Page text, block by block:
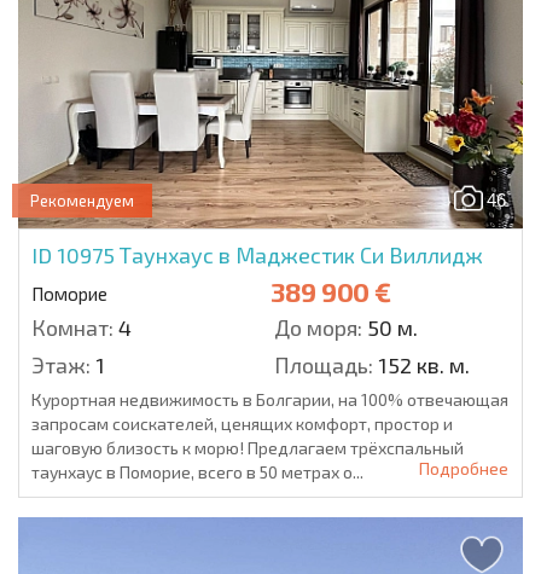
46
Рекомендуем
ID 10975 Таунхаус в Маджестик Си Виллидж
Поморие 389 900 €
Комнат: 4 До моря: 50 м.
Этаж: 1 Площадь: 152 кв. м.
Курортная недвижимость в Болгарии, на 100% отвечающая
запросам соискателей, ценящих комфорт, простор и
шаговую близость к морю! Предлагаем трёхспальный
таунхаус в Поморие, всего в 50 метрах о...
Подробнее